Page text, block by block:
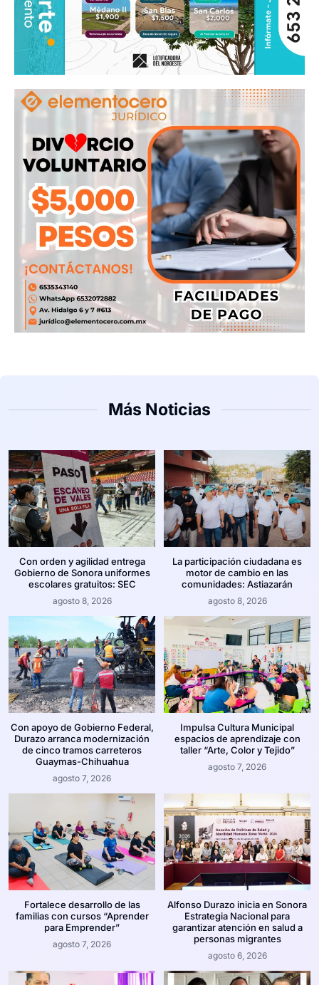
Más Noticias
Con orden y agilidad entrega
Gobierno de Sonora uniformes
escolares gratuitos: SEC
agosto 8, 2026
La participación ciudadana es
motor de cambio en las
comunidades: Astiazarán
agosto 8, 2026
Con apoyo de Gobierno Federal,
Durazo arranca modernización
de cinco tramos carreteros
Guaymas-Chihuahua
agosto 7, 2026
Impulsa Cultura Municipal
espacios de aprendizaje con
taller “Arte, Color y Tejido”
agosto 7, 2026
Fortalece desarrollo de las
familias con cursos “Aprender
para Emprender”
agosto 7, 2026
Alfonso Durazo inicia en Sonora
Estrategia Nacional para
garantizar atención en salud a
personas migrantes
agosto 6, 2026